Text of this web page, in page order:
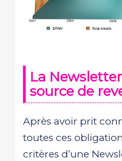
La
source de
Après avoir prit
toutes ces
critères d’une